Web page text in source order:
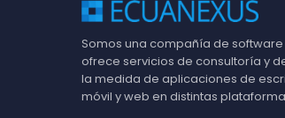
Somos una compañía de
ofrece servicios de consultoría y
la medida de aplicaciones de
móvil y web en distintas